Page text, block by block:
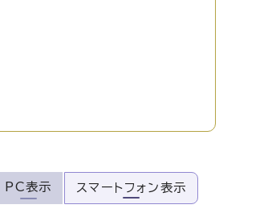
PC表示 スマートフォン表示